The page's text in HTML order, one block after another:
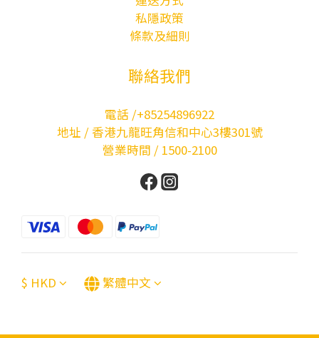
私隱政策
條款及細則
聯絡我們
電話 /+85254896922
地址 / 香港九龍旺角信和中心3樓301號
營業時間 / 1500-2100
$ HKD 繁體中文